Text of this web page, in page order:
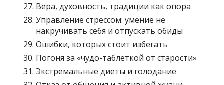
Вера, духовность, традиции как опора
Управление стрессом: умение не
накручивать себя и отпускать обиды
Ошибки, которых стоит избегать
Погоня за «чудо-таблеткой от старости»
Экстремальные диеты и голодание